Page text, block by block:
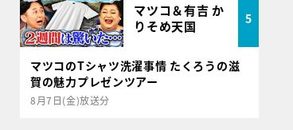
マツコ＆有吉 か
りそめ天国
5
マツコのTシャツ洗濯事情 たくろうの滋
賀の魅力プレゼンツアー
8月7日(金)放送分